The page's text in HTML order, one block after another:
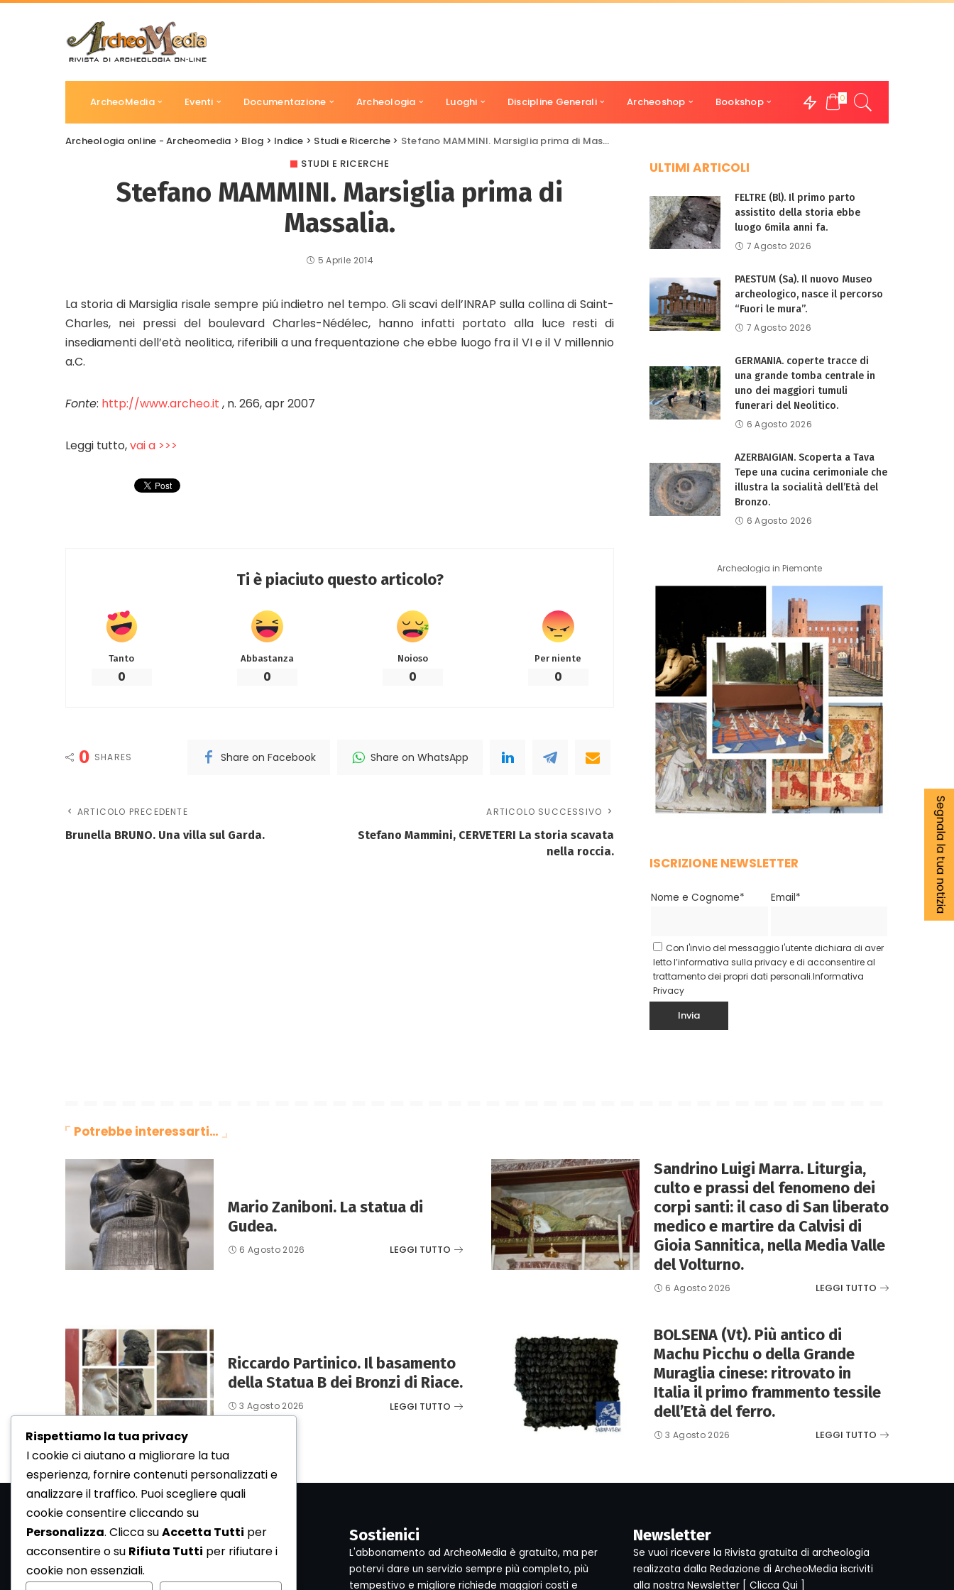
ArcheoMedia Eventi Documentazione Archeologia Luoghi Discipline Generali Archeoshop Bookshop 0
Archeologia online - Archeomedia > Blog > Indice > Studi e Ricerche > Stefano MAMMINI. Marsiglia prima di Massalia.
STUDI E RICERCHE
Stefano MAMMINI. Marsiglia prima di
Massalia.
5 Aprile 2014
La storia di Marsiglia risale sempre piú indietro nel tempo. Gli scavi dell’INRAP sulla collina di Saint-
Charles, nei pressi del boulevard Charles-Nédélec, hanno infatti portato alla luce resti di
insediamenti dell’età neolitica, riferibili a una frequentazione che ebbe luogo fra il VI e il V millennio
a.C.
Fonte: http://www.archeo.it , n. 266, apr 2007
Leggi tutto,vai a >>>
Ti è piaciuto questo articolo?
Tanto
0
Abbastanza
0
Noioso
0
Per niente
0
0 SHARES Share on Facebook Share on WhatsApp
ARTICOLO PRECEDENTE
Brunella BRUNO. Una villa sul Garda.
ARTICOLO SUCCESSIVO
Stefano Mammini, CERVETERI La storia scavata
nella roccia.
ULTIMI ARTICOLI
FELTRE (Bl). Il primo parto
assistito della storia ebbe
luogo 6mila anni fa.
7 Agosto 2026
PAESTUM (Sa). Il nuovo Museo
archeologico, nasce il percorso
“Fuori le mura”.
7 Agosto 2026
GERMANIA. coperte tracce di
una grande tomba centrale in
uno dei maggiori tumuli
funerari del Neolitico.
6 Agosto 2026
AZERBAIGIAN. Scoperta a Tava
Tepe una cucina cerimoniale che
illustra la socialità dell’Età del
Bronzo.
6 Agosto 2026
Archeologia in Piemonte
ISCRIZIONE NEWSLETTER
Nome e Cognome* Email*
Con l'invio del messaggio l'utente dichiara di aver
letto l’informativa sulla privacy e di acconsentire al
trattamento dei propri dati personali.Informativa
Privacy
Potrebbe interessarti…
Mario Zaniboni. La statua di
Gudea.
6 Agosto 2026 LEGGI TUTTO
Sandrino Luigi Marra. Liturgia,
culto e prassi del fenomeno dei
corpi santi: il caso di San liberato
medico e martire da Calvisi di
Gioia Sannitica, nella Media Valle
del Volturno.
6 Agosto 2026 LEGGI TUTTO
Riccardo Partinico. Il basamento
della Statua B dei Bronzi di Riace.
3 Agosto 2026 LEGGI TUTTO
BOLSENA (Vt). Più antico di
Machu Picchu o della Grande
Muraglia cinese: ritrovato in
Italia il primo frammento tessile
dell’Età del ferro.
3 Agosto 2026 LEGGI TUTTO
Segnala la tua notizia
Sostienici
L'abbonamento ad ArcheoMedia è gratuito, ma per
potervi dare un servizio sempre più completo, più
tempestivo e migliore richiede maggiori costi e
Newsletter
Se vuoi ricevere la Rivista gratuita di archeologia
realizzata dalla Redazione di ArcheoMedia iscriviti
alla nostra Newsletter [ Clicca Qui ]
Rispettiamo la tua privacy
I cookie ci aiutano a migliorare la tua
esperienza, fornire contenuti personalizzati e
analizzare il traffico. Puoi scegliere quali
cookie consentire cliccando su
Personalizza. Clicca suAccetta Tutti per
acconsentire o su Rifiuta Tutti per rifiutare i
cookie non essenziali.